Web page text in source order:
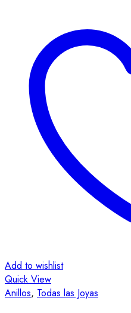
Add to wishlist
Quick View
Anillos, Todas las Joyas